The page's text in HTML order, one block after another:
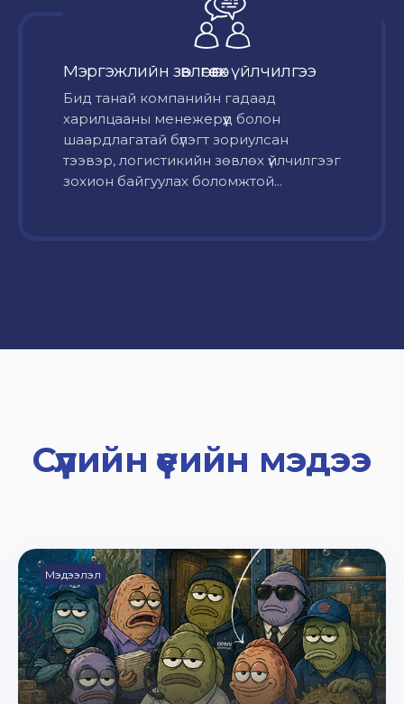
Мэргэжлийн зөвлөгөө өгөх үйлчилгээ
Бид танай компанийн гадаад
харилцааны менежерүүд болон
шаардлагатай бүлэгт зориулсан
тээвэр, логистикийн зөвлөх үйлчилгээг
зохион байгуулах боломжтой...
Сүүлийн үеийн мэдээ
Мэдээлэл